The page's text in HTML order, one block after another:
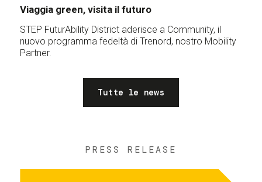
Viaggia green, visita il futuro
STEP FuturAbility District aderisce a Community, il
nuovo programma fedeltà di Trenord, nostro Mobility
Partner.
Tutte le news
PRESS RELEASE